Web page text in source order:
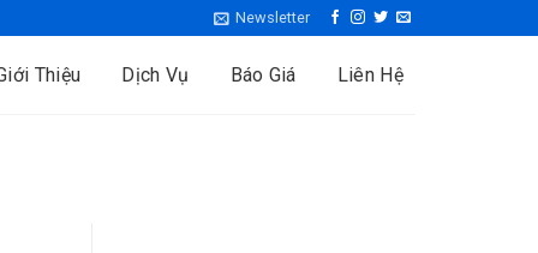
Newsletter
Thiệu Dịch Vụ Báo Giá Liên Hệ